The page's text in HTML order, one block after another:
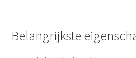
Belangrijkste